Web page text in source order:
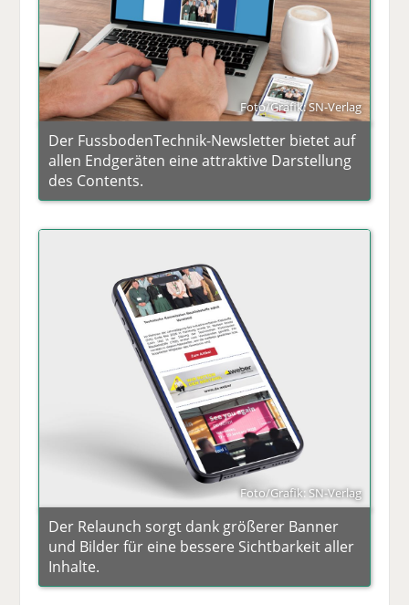
Foto/Grafik: SN-Verlag
Der FussbodenTechnik-Newsletter bietet auf
allen Endgeräten eine attraktive Darstellung
des Contents.
Foto/Grafik: SN-Verlag
Der Relaunch sorgt dank größerer Banner
und Bilder für eine bessere Sichtbarkeit aller
Inhalte.